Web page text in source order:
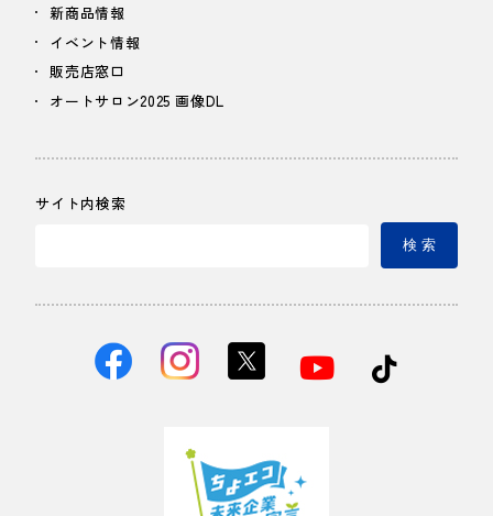
新商品情報
イベント情報
販売店窓口
オートサロン2025 画像DL
サイト内検索
検 索